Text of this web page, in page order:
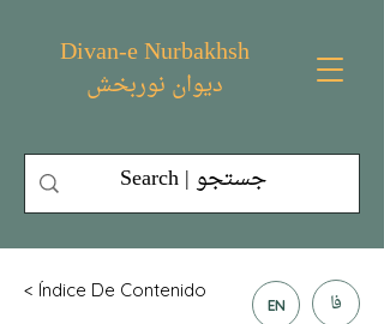
Divan-e Nurbakhsh
دیوان نوربخش
< Índice De Contenido
EN فا